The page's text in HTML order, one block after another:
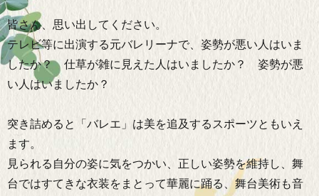
皆さん、思い出してください。
テレビ等に出演する元バレリーナで、姿勢が悪い人はいま
したか？ 仕草が雑に見えた人はいましたか？ 姿勢が悪
い人はいましたか？
突き詰めると「バレエ」は美を追及するスポーツともいえ
ます。
見られる自分の姿に気をつかい、正しい姿勢を維持し、舞
台ではすてきな衣装をまとって華麗に踊る、舞台美術も音